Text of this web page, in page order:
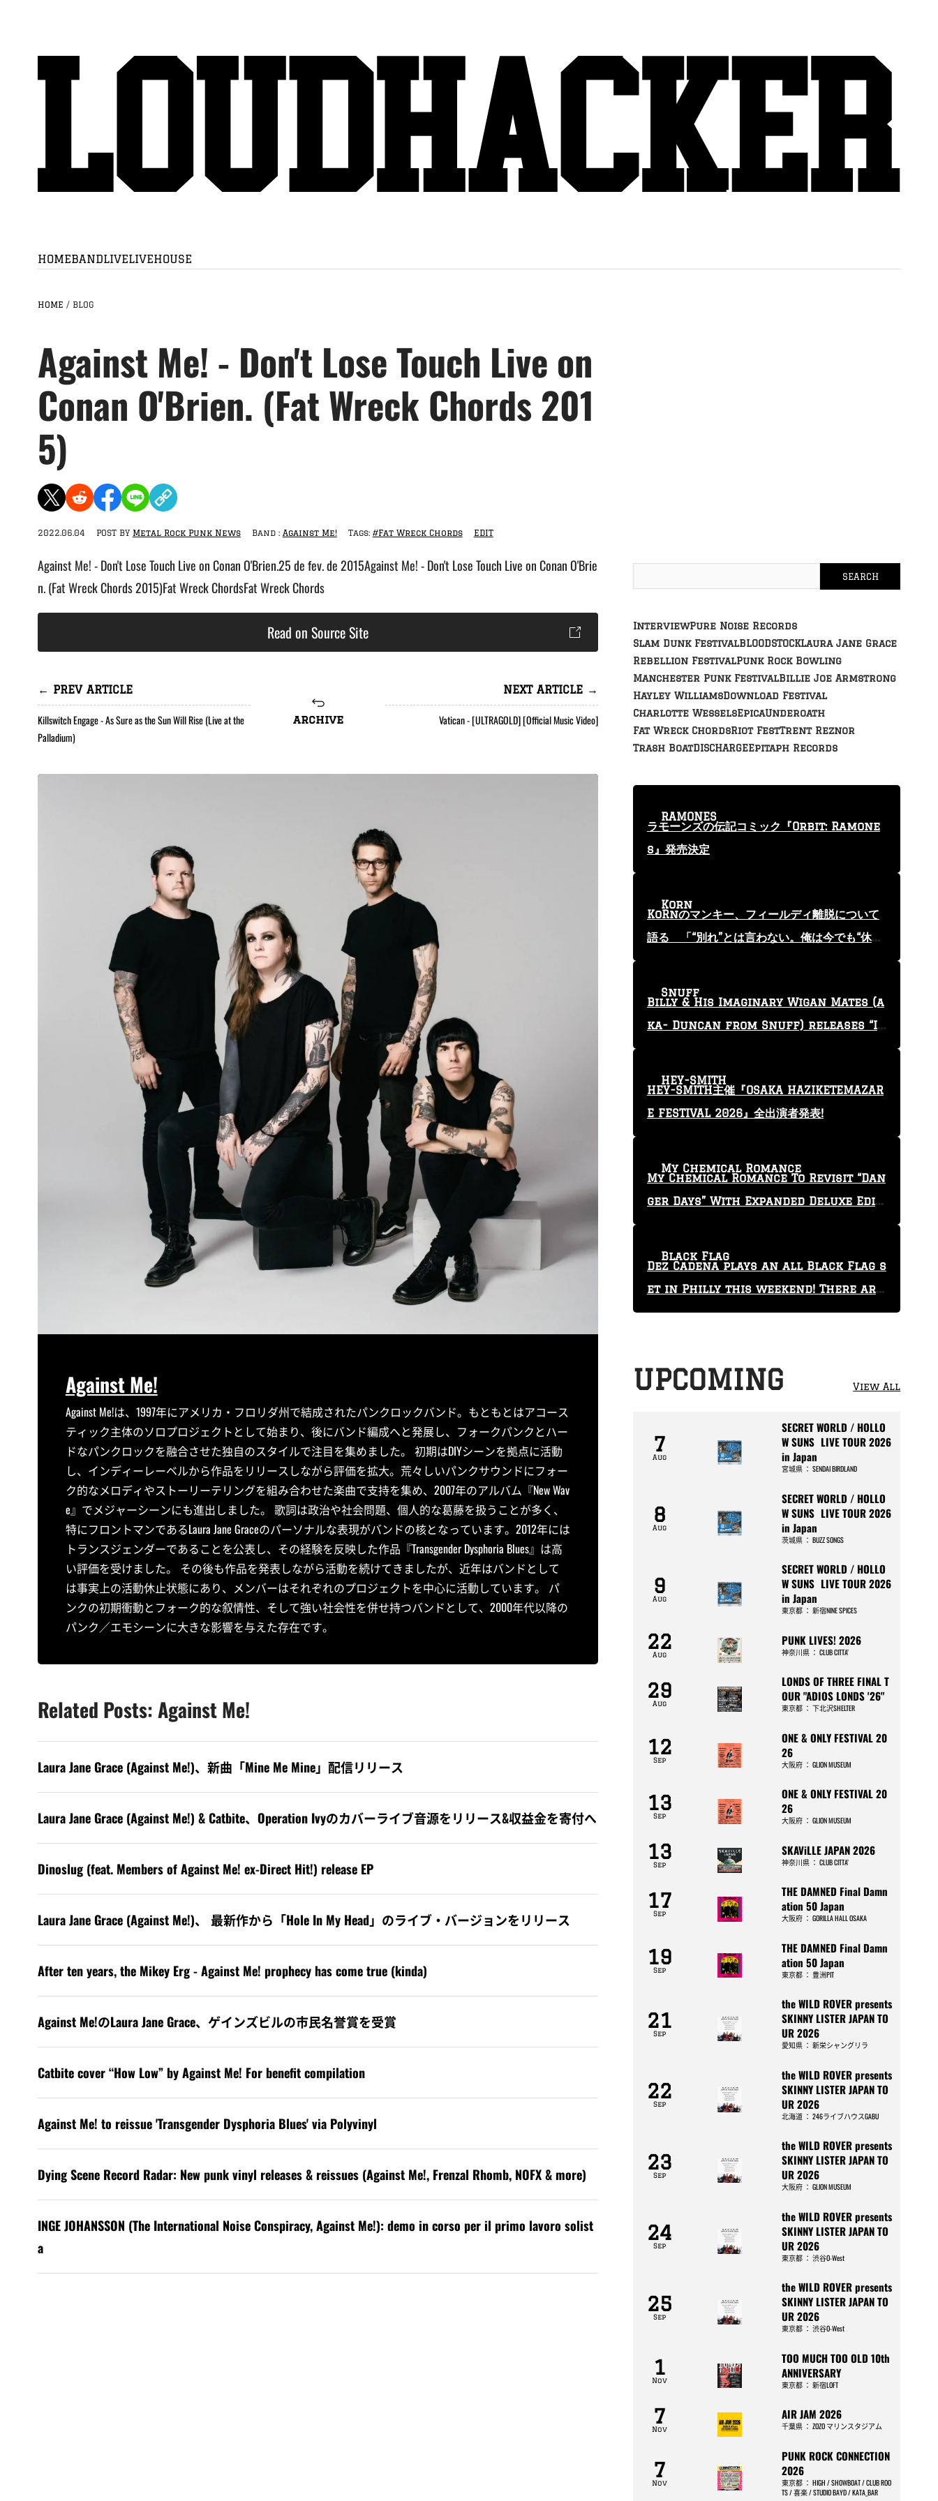
HOMEBANDLIVELIVEHOUSE
HOME / BLOG
Against Me! - Don't Lose Touch Live on
Conan O'Brien. (Fat Wreck Chords 201
5)
2022.06.04 POST BY Metal Rock Punk News Band : Against Me! Tags: #Fat Wreck Chords EDIT
Against Me! - Don't Lose Touch Live on Conan O'Brien.25 de fev. de 2015Against Me! - Don't Lose Touch Live on Conan O'Brie
n. (Fat Wreck Chords 2015)Fat Wreck ChordsFat Wreck Chords
Read on Source Site
← PREV ARTICLE
Killswitch Engage - As Sure as the Sun Will Rise (Live at the
Palladium)
archive
NEXT ARTICLE →
Vatican - [ULTRAGOLD] [Official Music Video]
Against Me!
Against Me!は、1997年にアメリカ・フロリダ州で結成されたパンクロックバンド。もともとはアコース
ティック主体のソロプロジェクトとして始まり、後にバンド編成へと発展し、フォークパンクとハー
ドなパンクロックを融合させた独自のスタイルで注目を集めました。 初期はDIYシーンを拠点に活動
し、インディーレーベルから作品をリリースしながら評価を拡大。荒々しいパンクサウンドにフォー
ク的なメロディやストーリーテリングを組み合わせた楽曲で支持を集め、2007年のアルバム『New Wav
e』でメジャーシーンにも進出しました。 歌詞は政治や社会問題、個人的な葛藤を扱うことが多く、
特にフロントマンであるLaura Jane Graceのパーソナルな表現がバンドの核となっています。2012年には
トランスジェンダーであることを公表し、その経験を反映した作品『Transgender Dysphoria Blues』は高
い評価を受けました。 その後も作品を発表しながら活動を続けてきましたが、近年はバンドとして
は事実上の活動休止状態にあり、メンバーはそれぞれのプロジェクトを中心に活動しています。 パ
ンクの初期衝動とフォーク的な叙情性、そして強い社会性を併せ持つバンドとして、2000年代以降の
パンク／エモシーンに大きな影響を与えた存在です。
Related Posts: Against Me!
Laura Jane Grace (Against Me!)、新曲「Mine Me Mine」配信リリース
Laura Jane Grace (Against Me!) & Catbite、Operation Ivyのカバーライブ音源をリリース&収益金を寄付へ
Dinoslug (feat. Members of Against Me! ex-Direct Hit!) release EP
Laura Jane Grace (Against Me!)、 最新作から「Hole In My Head」のライブ・バージョンをリリース
After ten years, the Mikey Erg - Against Me! prophecy has come true (kinda)
Against Me!のLaura Jane Grace、ゲインズビルの市民名誉賞を受賞
Catbite cover “How Low” by Against Me! For benefit compilation
Against Me! to reissue 'Transgender Dysphoria Blues' via Polyvinyl
Dying Scene Record Radar: New punk vinyl releases & reissues (Against Me!, Frenzal Rhomb, NOFX & more)
INGE JOHANSSON (The International Noise Conspiracy, Against Me!): demo in corso per il primo lavoro solist
a
InterviewPure Noise Records
Slam Dunk FestivalBLOODSTOCKLaura Jane Grace
Rebellion FestivalPunk Rock Bowling
Manchester Punk FestivalBillie Joe Armstrong
Hayley WilliamsDownload Festival
Charlotte WesselsEpicaUnderoath
Fat Wreck ChordsRiot FestTrent Reznor
Trash BoatDISCHARGEEpitaph Records
ラモーンズの伝記コミック『Orbit: Ramone
s』発売決定
RAMONES
KoRnのマンキー、フィールディ離脱について
語る 「“別れ”とは言わない。俺は今でも“休
Korn
Billy & His Imaginary Wigan Mates (a
ka- Duncan from Snuff) releases “I
Snuff
HEY-SMITH主催『OSAKA HAZIKETEMAZAR
E FESTIVAL 2026』全出演者発表!
HEY-SMITH
My Chemical Romance To Revisit “Dan
ger Days” With Expanded Deluxe Editi
My Chemical Romance
Dez Cadena plays an all Black Flag s
et in Philly this weekend! There are
only 29 tickets left!
Black Flag
UPCOMING View All
7
Aug
SECRET WORLD / HOLLO
W SUNS LIVE TOUR 2026
in Japan
宮城県： SENDAI BIRDLAND
8
Aug
SECRET WORLD / HOLLO
W SUNS LIVE TOUR 2026
in Japan
茨城県： BUZZ SONGS
9
Aug
SECRET WORLD / HOLLO
W SUNS LIVE TOUR 2026
in Japan
東京都： 新宿NINE SPICES
22
Aug
PUNK LIVES! 2026
神奈川県： CLUB CITTA’
29
Aug
LONDS OF THREE FINAL T
OUR "ADIOS LONDS '26"
東京都： 下北沢SHELTER
12
Sep
ONE & ONLY FESTIVAL 20
26
大阪府： GLION MUSEUM
13
Sep
ONE & ONLY FESTIVAL 20
26
大阪府： GLION MUSEUM
13
Sep
SKAViLLE JAPAN 2026
神奈川県： CLUB CITTA’
17
Sep
THE DAMNED Final Damn
ation 50 Japan
大阪府： GORILLA HALL OSAKA
19
Sep
THE DAMNED Final Damn
ation 50 Japan
東京都： 豊洲PIT
21
Sep
the WILD ROVER presents
SKINNY LISTER JAPAN TO
UR 2026
愛知県： 新栄シャングリラ
22
Sep
the WILD ROVER presents
SKINNY LISTER JAPAN TO
UR 2026
北海道： 246ライブハウスGABU
23
Sep
the WILD ROVER presents
SKINNY LISTER JAPAN TO
UR 2026
大阪府： GLION MUSEUM
24
Sep
the WILD ROVER presents
SKINNY LISTER JAPAN TO
UR 2026
東京都： 渋谷O-West
25
Sep
the WILD ROVER presents
SKINNY LISTER JAPAN TO
UR 2026
東京都： 渋谷O-West
1
Nov
TOO MUCH TOO OLD 10th
ANNIVERSARY
東京都： 新宿LOFT
7
Nov
AIR JAM 2026
千葉県： ZOZO マリンスタジアム
7
Nov
PUNK ROCK CONNECTION
2026
東京都： HIGH / SHOWBOAT / CLUB ROO
TS / 喜楽 / STUDIO BAYD / KATA_BAR